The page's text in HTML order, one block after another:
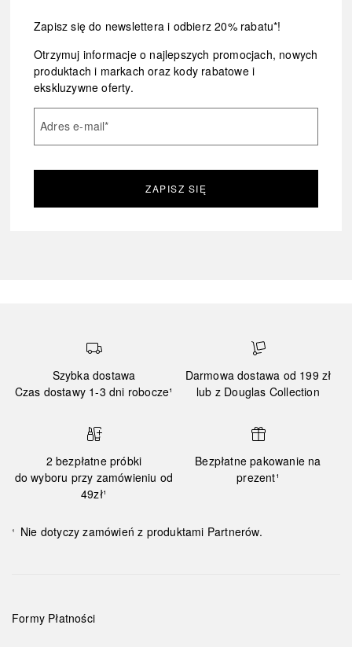
Zapisz się do newslettera i odbierz 20% rabatu*!
Otrzymuj informacje o najlepszych promocjach, nowych
produktach i markach oraz kody rabatowe i
ekskluzywne oferty.
Adres e-mail*
ZAPISZ SIĘ
Szybka dostawa
Czas dostawy 1-3 dni robocze¹
Darmowa dostawa od 199 zł
lub z Douglas Collection
2 bezpłatne próbki
do wyboru przy zamówieniu od
49zł¹
Bezpłatne pakowanie na
prezent¹
¹ Nie dotyczy zamówień z produktami Partnerów.
Formy Płatności